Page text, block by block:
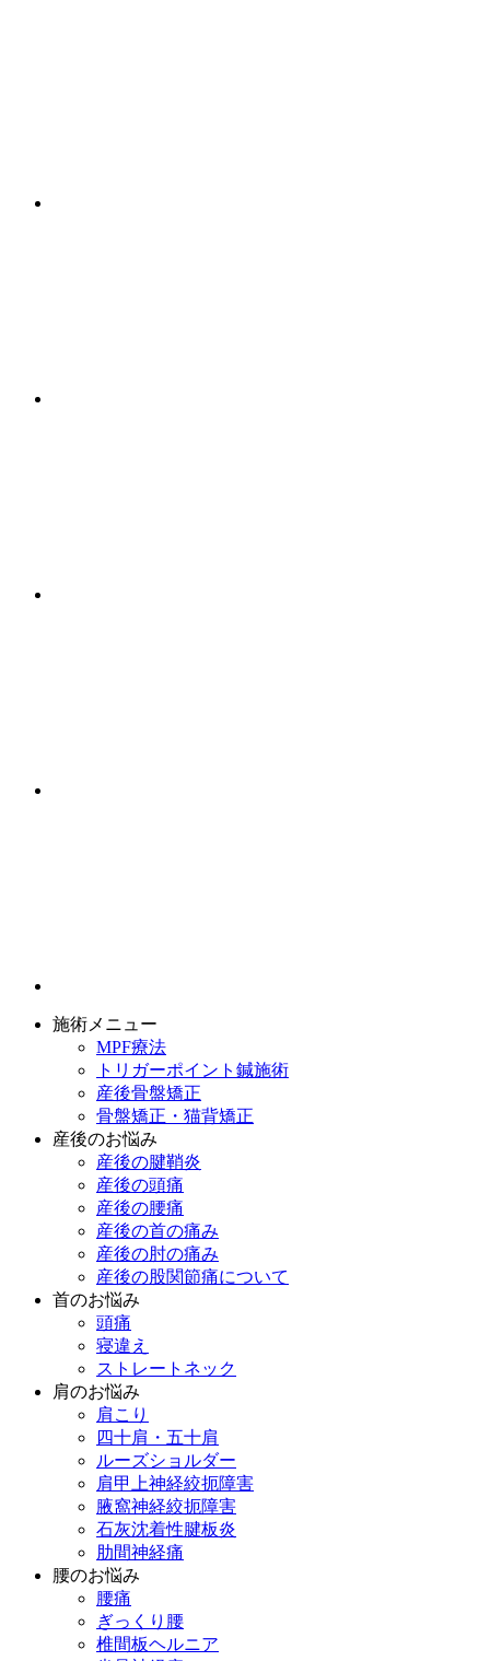
施術メニュー
MPF療法
トリガーポイント鍼施術
産後骨盤矯正
骨盤矯正・猫背矯正
産後のお悩み
産後の腱鞘炎
産後の頭痛
産後の腰痛
産後の首の痛み
産後の肘の痛み
産後の股関節痛について
首のお悩み
頭痛
寝違え
ストレートネック
肩のお悩み
肩こり
四十肩・五十肩
ルーズショルダー
肩甲上神経絞扼障害
腋窩神経絞扼障害
石灰沈着性腱板炎
肋間神経痛
腰のお悩み
腰痛
ぎっくり腰
椎間板ヘルニア